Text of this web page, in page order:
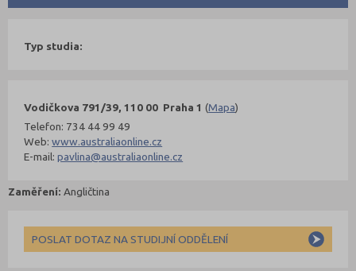
Vodičkova 791/39, 110 00 Praha 1 (Mapa)
Telefon: 734 44 99 49
Web:www.australiaonline.cz
E-mail:pavlina@australiaonline.cz
Zaměření: Angličtina
Typ studia:
POSLAT DOTAZ NA STUDIJNÍ ODDĚLENÍ